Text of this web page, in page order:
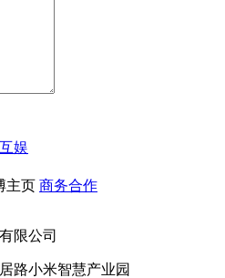
娱
主页 商务合作
限公司
路小米智慧产业园